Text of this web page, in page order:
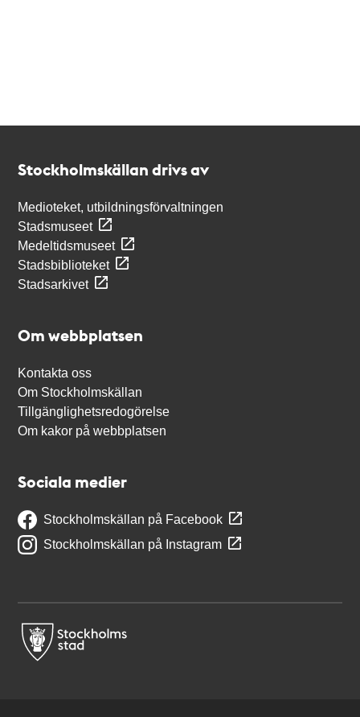
Stockholmskällan drivs av
Medioteket, utbildningsförvaltningen
Stadsmuseet
Medeltidsmuseet
Stadsbiblioteket
Stadsarkivet
Om webbplatsen
Kontakta oss
Om Stockholmskällan
Tillgänglighetsredogörelse
Om kakor på webbplatsen
Sociala medier
Stockholmskällan på Facebook
Stockholmskällan på Instagram